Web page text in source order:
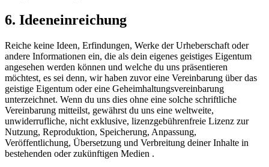
6. Ideeneinreichung
Reiche keine Ideen, Erfindungen, Werke der Urheberschaft oder
andere Informationen ein, die als dein eigenes geistiges Eigentum
angesehen werden können und welche du uns präsentieren
möchtest, es sei denn, wir haben zuvor eine Vereinbarung über das
geistige Eigentum oder eine Geheimhaltungsvereinbarung
unterzeichnet. Wenn du uns dies ohne eine solche schriftliche
Vereinbarung mitteilst, gewährst du uns eine weltweite,
unwiderrufliche, nicht exklusive, lizenzgebührenfreie Lizenz zur
Nutzung, Reproduktion, Speicherung, Anpassung,
Veröffentlichung, Übersetzung und Verbreitung deiner Inhalte in
bestehenden oder zukünftigen Medien .